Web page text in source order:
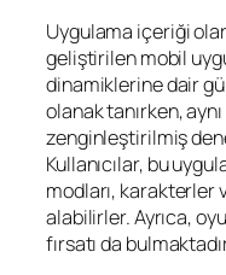
Uygulama içeriği
geliştirilen mobil
dinamiklerine dair
olanak tanırken,
zenginleştirilmiş
Kullanıcılar, bu
modları, karakterler
alabilirler. Ayrıca,
fırsatı da